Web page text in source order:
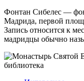
Фонтан Сибелес —
Мадрида, первой
Запись относится к
мадридцы обычно